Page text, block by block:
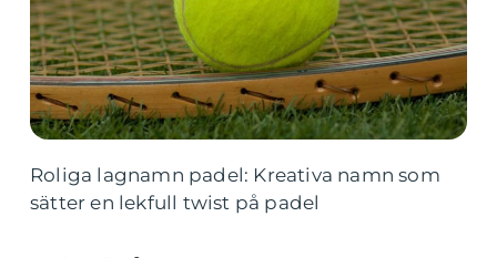
Roliga lagnamn padel: Kreativa namn som
sätter en lekfull twist på padel